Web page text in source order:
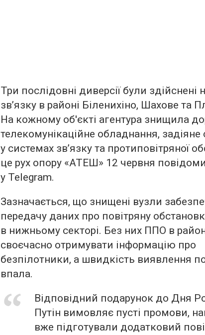
Три послідовні диверсії були здійснені
зв’язку в районі Біленихіно, Шахове та
На кожному об'єкті агентура знищила
телекомунікаційне обладнання,
у системах зв’язку та протиповітряної
це рух опору «АТЕШ» 12 червня
у Telegram.
Зазначається, що знищені вузли
передачу даних про повітряну
в нижньому секторі. Без них ППО в
своєчасно отримувати інформацію про
безпілотники, а швидкість виявлення
впала.
Відповідний подарунок до Дня
Путін вимовляє пусті промови,
вже підготували додатковий